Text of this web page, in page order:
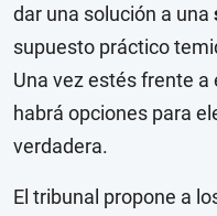
dar una solución a una
supuesto práctico
Una vez estés frente
habrá opciones para
verdadera.
El tribunal propone a